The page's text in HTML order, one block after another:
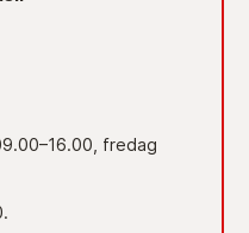
fredag